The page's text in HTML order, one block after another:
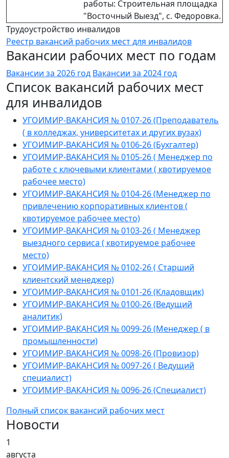
работы: Строительная площадка
"Восточный Выезд", с. Федоровка.
Трудоустройство инвалидов
Реестр вакансий рабочих мест для инвалидов
Вакансии рабочих мест по годам
Вакансии за 2026 год Вакансии за 2024 год
Список вакансий рабочих мест
для инвалидов
УГОИМИР-ВАКАНСИЯ № 0107-26 (Преподаватель
( в колледжах, университетах и других вузах)
УГОИМИР-ВАКАНСИЯ № 0106-26 (Бухгалтер)
УГОИМИР-ВАКАНСИЯ № 0105-26 ( Менеджер по
работе с ключевыми клиентами ( квотируемое
рабочее место)
УГОИМИР-ВАКАНСИЯ № 0104-26 (Менеджер по
привлечению корпоративных клиентов (
квотируемое рабочее место)
УГОИМИР-ВАКАНСИЯ № 0103-26 ( Менеджер
выездного сервиса ( квотируемое рабочее
место)
УГОИМИР-ВАКАНСИЯ № 0102-26 ( Старший
клиентский менеджер)
УГОИМИР-ВАКАНСИЯ № 0101-26 (Кладовщик)
УГОИМИР-ВАКАНСИЯ № 0100-26 (Ведущий
аналитик)
УГОИМИР-ВАКАНСИЯ № 0099-26 (Менеджер ( в
промышленности)
УГОИМИР-ВАКАНСИЯ № 0098-26 (Провизор)
УГОИМИР-ВАКАНСИЯ № 0097-26 ( Ведущий
специалист)
УГОИМИР-ВАКАНСИЯ № 0096-26 (Специалист)
Полный список вакансий рабочих мест
Новости
1
августа